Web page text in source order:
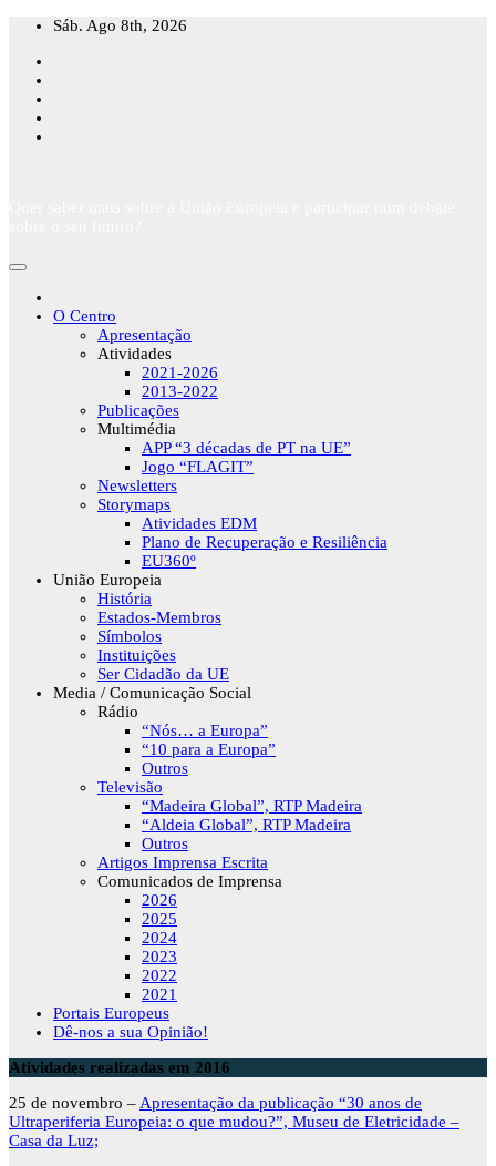
Skip
content
Sáb. Ago 8th, 2026
O Centro
Apresentação
Atividades
2021-2026
2013-2022
Publicações
Multimédia
APP “3 décadas de PT na UE”
Jogo “FLAGIT”
Newsletters
Storymaps
Atividades EDM
Plano de Recuperação e Resiliência
EU360º
União Europeia
História
Estados-Membros
Símbolos
Instituições
Ser Cidadão da UE
Media / Comunicação Social
Rádio
“Nós… a Europa”
“10 para a Europa”
Outros
Televisão
“Madeira Global”, RTP Madeira
“Aldeia Global”, RTP Madeira
Outros
Artigos Imprensa Escrita
Comunicados de Imprensa
2026
2025
2024
2023
2022
2021
Portais Europeus
Dê-nos a sua Opinião!
Atividades realizadas em 2016
25 de novembro – Apresentação da publicação “30 anos de
Ultraperiferia Europeia: o que mudou?”, Museu de Eletricidade –
Casa da Luz;